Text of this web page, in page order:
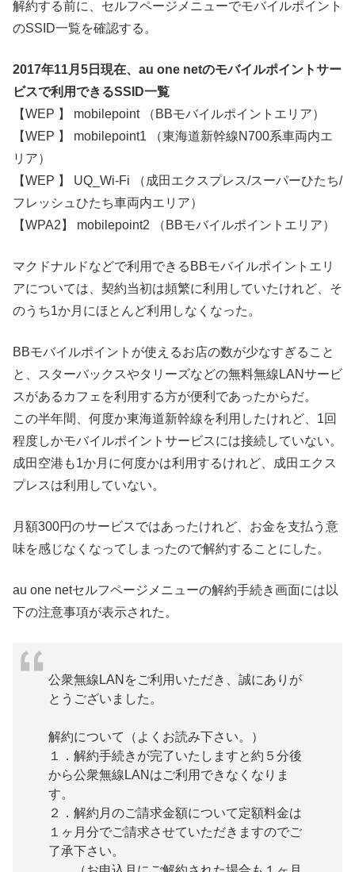
解約する前に、セルフページメニューでモバイルポイント
のSSID一覧を確認する。
2017年11月5日現在、au one netのモバイルポイントサー
ビスで利用できるSSID一覧
【WEP 】 mobilepoint （BBモバイルポイントエリア）
【WEP 】 mobilepoint1 （東海道新幹線N700系車両内エ
リア）
【WEP 】 UQ_Wi-Fi （成田エクスプレス/スーパーひたち/
フレッシュひたち車両内エリア）
【WPA2】 mobilepoint2 （BBモバイルポイントエリア）
マクドナルドなどで利用できるBBモバイルポイントエリ
アについては、契約当初は頻繁に利用していたけれど、そ
のうち1か月にほとんど利用しなくなった。
BBモバイルポイントが使えるお店の数が少なすぎること
と、スターバックスやタリーズなどの無料無線LANサービ
スがあるカフェを利用する方が便利であったからだ。
この半年間、何度か東海道新幹線を利用したけれど、1回
程度しかモバイルポイントサービスには接続していない。
成田空港も1か月に何度かは利用するけれど、成田エクス
プレスは利用していない。
月額300円のサービスではあったけれど、お金を支払う意
味を感じなくなってしまったので解約することにした。
au one netセルフページメニューの解約手続き画面には以
下の注意事項が表示された。
公衆無線LANをご利用いただき、誠にありが
とうございました。
解約について（よくお読み下さい。）
１．解約手続きが完了いたしますと約５分後
から公衆無線LANはご利用できなくなりま
す。
２．解約月のご請求金額について定額料金は
１ヶ月分でご請求させていただきますのでご
了承下さい。